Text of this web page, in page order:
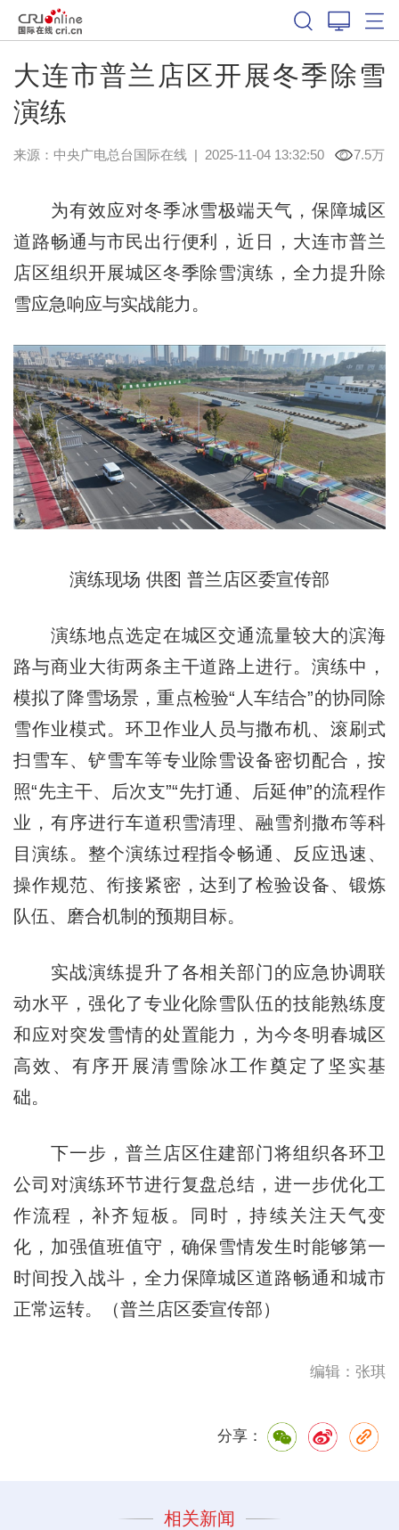
大连市普兰店区开展冬季除雪
演练
来源：中央广电总台国际在线| 2025-11-04 13:32:50 7.5万
为有效应对冬季冰雪极端天气，保障城区
道路畅通与市民出行便利，近日，大连市普兰
店区组织开展城区冬季除雪演练，全力提升除
雪应急响应与实战能力。
演练现场 供图 普兰店区委宣传部
演练地点选定在城区交通流量较大的滨海
路与商业大街两条主干道路上进行。演练中，
模拟了降雪场景，重点检验“人车结合”的协同除
雪作业模式。环卫作业人员与撒布机、滚刷式
扫雪车、铲雪车等专业除雪设备密切配合，按
照“先主干、后次支”“先打通、后延伸”的流程作
业，有序进行车道积雪清理、融雪剂撒布等科
目演练。整个演练过程指令畅通、反应迅速、
操作规范、衔接紧密，达到了检验设备、锻炼
队伍、磨合机制的预期目标。
实战演练提升了各相关部门的应急协调联
动水平，强化了专业化除雪队伍的技能熟练度
和应对突发雪情的处置能力，为今冬明春城区
高效、有序开展清雪除冰工作奠定了坚实基
础。
下一步，普兰店区住建部门将组织各环卫
公司对演练环节进行复盘总结，进一步优化工
作流程，补齐短板。同时，持续关注天气变
化，加强值班值守，确保雪情发生时能够第一
时间投入战斗，全力保障城区道路畅通和城市
正常运转。（普兰店区委宣传部）
编辑：张琪
分享：
相关新闻